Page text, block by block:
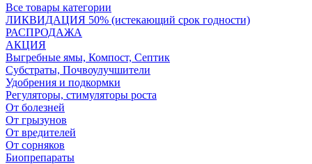
Все товары категории
ЛИКВИДАЦИЯ 50% (истекающий срок годности)
РАСПРОДАЖА
АКЦИЯ
Выгребные ямы, Компост, Септик
Субстраты, Почвоулучшители
Удобрения и подкормки
Регуляторы, стимуляторы роста
От болезней
От грызунов
От вредителей
От сорняков
Биопрепараты